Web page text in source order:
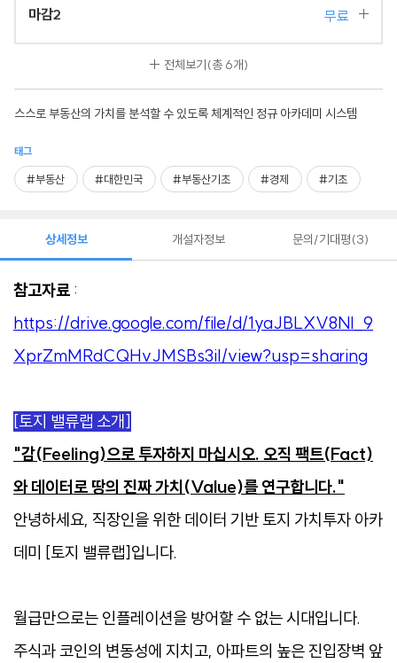
마감2 무료
전체보기(총 6개)
스스로 부동산의 가치를 분석할 수 있도록 체계적인 정규 아카데미 시스템
태그
#부동산 #대한민국 #부동산기초 #경제 #기초
상세정보
참고자료 :
https://drive.google.com/file/d/1yaJBLXV8Nl_9
XprZmMRdCQHvJMSBs3iI/view?usp=sharing
[토지 밸류랩 소개]
"감(Feeling)으로 투자하지 마십시오. 오직 팩트(Fact)
와 데이터로 땅의 진짜 가치(Value)를 연구합니다."
안녕하세요, 직장인을 위한 데이터 기반 토지 가치투자 아카
데미 [토지 밸류랩]입니다.
월급만으로는 인플레이션을 방어할 수 없는 시대입니다.
주식과 코인의 변동성에 지치고, 아파트의 높은 진입장벽 앞
개설자정보 문의/기대평 3